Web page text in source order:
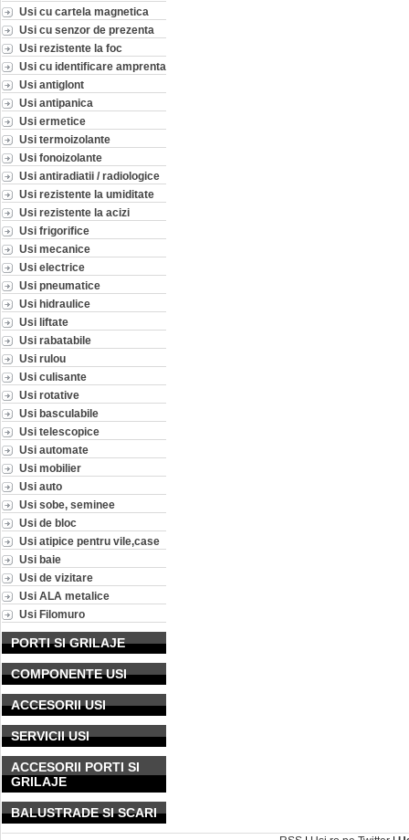
Usi cu cartela magnetica
Usi cu senzor de prezenta
Usi rezistente la foc
Usi cu identificare amprenta
Usi antiglont
Usi antipanica
Usi ermetice
Usi termoizolante
Usi fonoizolante
Usi antiradiatii / radiologice
Usi rezistente la umiditate
Usi rezistente la acizi
Usi frigorifice
Usi mecanice
Usi electrice
Usi pneumatice
Usi hidraulice
Usi liftate
Usi rabatabile
Usi rulou
Usi culisante
Usi rotative
Usi basculabile
Usi telescopice
Usi automate
Usi mobilier
Usi auto
Usi sobe, seminee
Usi de bloc
Usi atipice pentru vile,case
Usi baie
Usi de vizitare
Usi ALA metalice
Usi Filomuro
PORTI SI GRILAJE
COMPONENTE USI
ACCESORII USI
SERVICII USI
ACCESORII PORTI SI
GRILAJE
BALUSTRADE SI SCARI